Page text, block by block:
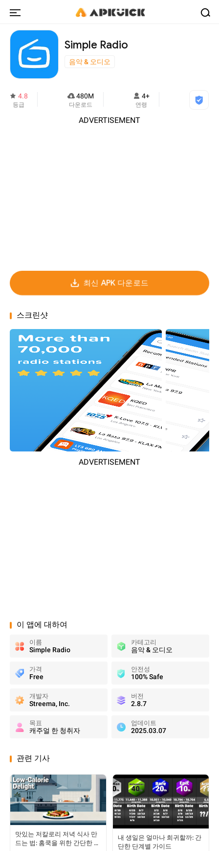
Simple Radio
음악 & 오디오
4.8
등급
480M
다운로드
4+
연령
ADVERTISEMENT
최신 APK 다운로드
스크린샷
ADVERTISEMENT
이 앱에 대하여
이름
Simple Radio
카테고리
음악 & 오디오
가격
Free
안전성
100% Safe
개발자
Streema, Inc.
버전
2.8.7
목표
캐주얼 한 청취자
업데이트
2025.03.07
관련 기사
맛있는 저칼로리 저녁 식사 만
드는 법: 홈쿡을 위한 간단한 가
내 생일은 얼마나 희귀할까: 간
단한 단계별 가이드